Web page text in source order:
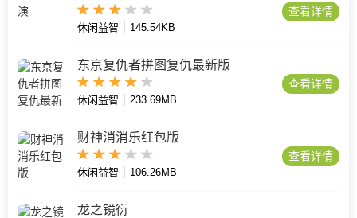
休闲益智 145.54KB
查看详情
东京复仇者拼图复仇最新版
休闲益智 233.69MB
查看详情
财神消消乐红包版
休闲益智 106.26MB
查看详情
龙之镜衍